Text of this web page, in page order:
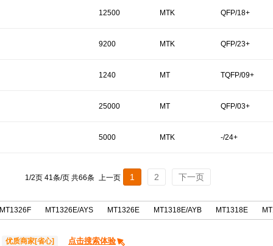
12500 MTK QFP/18+
9200 MTK QFP/23+
1240 MT TQFP/09+
25000 MT QFP/03+
5000 MTK -/24+
1/2页 41条/页 共66条 上一页 1 2 下一页
MT1326F MT1326E/AYS MT1326E MT1318E/AYB MT1318E
优质商家[省心] 点击搜索体验